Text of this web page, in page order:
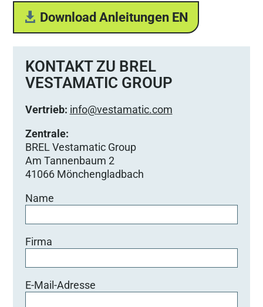
Download Anleitungen EN
KONTAKT ZU BREL
VESTAMATIC GROUP
Vertrieb: info@vestamatic.com
Zentrale:
BREL Vestamatic Group
Am Tannenbaum 2
41066 Mönchengladbach
Name
Firma
E-Mail-Adresse